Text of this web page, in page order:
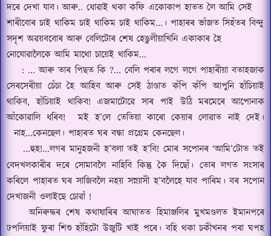
দৰে দেখা যাব। আৰু.. ধোৱাই থকা কফি একোকাপ হাতত লৈ আমি সেই
শাৰীবোৰ চাই থাকিম চাই থাকিম চাই থাকিম...। পাহাৰৰ ভাঁজত সিহঁতৰ বিন্দু
সদৃশ অৱয়ববোৰ আৰু বেলিটোৰ শেষ হেঙুলীয়াখিনি একাকাৰ হৈ
নোযোৱালৈকে আমি মাথো চায়েই থাকিম...
: ... আৰু তাৰ পিছত কি ?...বেলি পৰাৰ লগে লগে পাহাৰীয়া বতাহজাক
সেৰসেৰীয়া চেঁচা হৈ আহিব আৰু সেই ঠাণ্ডাত কঁপি কঁপি আপুনি হাঁচিয়াই
থাকিব, হাঁচিয়াই থাকিব!এজমাটোৱে সাৰ পাই উঠি মৰমেৰে আপোনাক
আঁকোৱালি ধৰিব! মই হ’লে তেতিয়া কাৰো কেয়াৰ লোৱাত নাই দেই।
নাহ...কেনছেল। পাহাৰত ঘৰ বন্ধা প্রগ্রেম কেনছেল।
...হুহ!...লগৰ মানুহজনী হ’বলা তই হ’বি! মোৰ সপোনৰ ‘আমি’টোত তই
বেদখলকাৰীৰ দৰে সোমাবলৈ নাহিবি কিন্তু কৈ দিছোঁ। তোৰ লগত সংসাৰ
কৰিলে পাহাৰত ঘৰ সাজিবলৈ নহয় সন্ন্যাসী হ’বলৈহে যাব পাৰিম। বৰ সপোন
দেখাজনী ওলাইছে চোৱাঁ !
অনিৰুদ্ধৰ শেষ কথাষাৰিৰ আঘাতত হিমাঞ্জলিৰ মুখমণ্ডলত ইমানপৰে
ঢপলিয়াই ফুৰা শিশু হাঁহিটো উজুটি খাই পৰে। বহি থকা চকীখনৰ পৰা ঘপহ